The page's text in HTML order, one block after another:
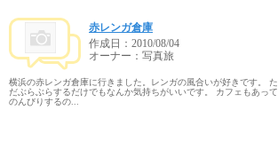
赤レンガ倉庫
作成日： 2010/08/04
オーナー：写真旅
横浜の赤レンガ倉庫に行きました。レンガの風合いが好きです。 た
だぶらぶらするだけでもなんか気持ちがいいです。 カフェもあって
のんびりするの...